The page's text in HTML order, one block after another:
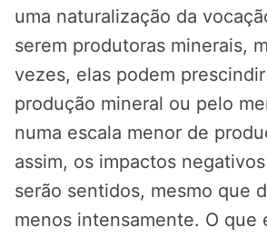
uma naturalização da
serem produtoras minerais,
vezes, elas podem
produção mineral ou pelo
numa escala menor de
assim, os impactos
serão sentidos, mesmo que
menos intensamente. O que